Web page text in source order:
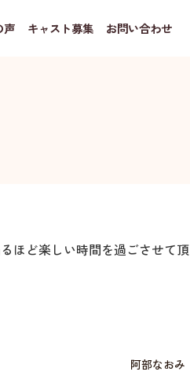
声 キャスト募集 お問い合わせ
ほど楽しい時間を過ごさせて頂
阿部なおみ